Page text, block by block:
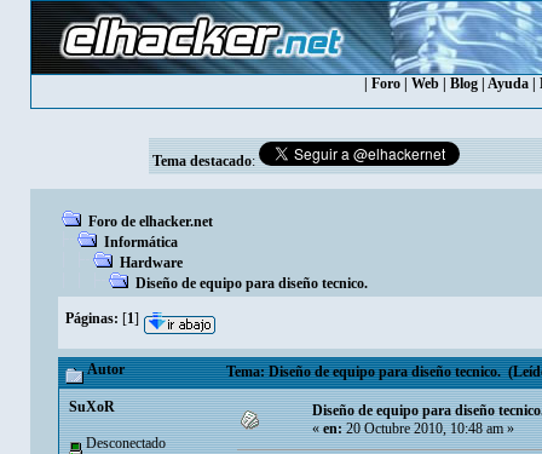
Foro Web Blog Ayuda
Tema destacado:
Foro de elhacker.net
Informática
Hardware
Diseño de equipo para diseño tecnico.
Páginas: [1]
Autor Tema: Diseño de equipo para diseño tecnico.
SuXoR
Desconectado
Diseño de equipo para diseño
«en:20 Octubre 2010, 10:48 am »